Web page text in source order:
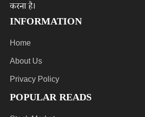
करना है।
INFORMATION
Home
About Us
Privacy Policy
POPULAR READS